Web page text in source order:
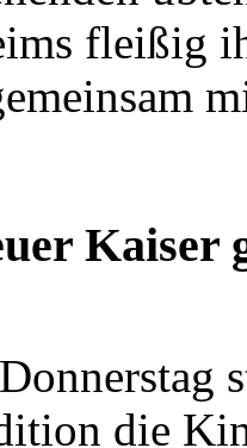
fleißig
Kaiser
die